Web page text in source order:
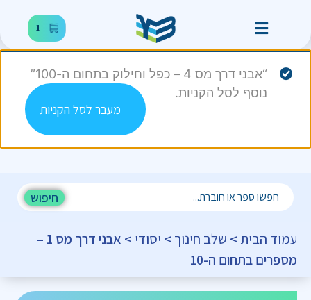
1
“אבני דרך מס 4 – כפל וחילוק בתחום ה-100”
נוסף לסל הקניות.
מעבר לסל הקניות
חיפוש
עמוד הבית > שלב חינוך > יסודי
> אבני דרך מס 1 –
מספרים בתחום ה-10